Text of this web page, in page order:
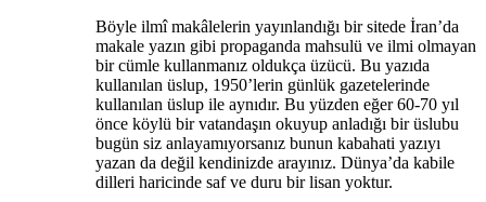
Böyle ilmî makâlelerin yayınlandığı bir sitede İran’da
makale yazın gibi propaganda mahsulü ve ilmi olmayan
bir cümle kullanmanız oldukça üzücü. Bu yazıda
kullanılan üslup, 1950’lerin günlük gazetelerinde
kullanılan üslup ile aynıdır. Bu yüzden eğer 60-70 yıl
önce köylü bir vatandaşın okuyup anladığı bir üslubu
bugün siz anlayamıyorsanız bunun kabahati yazıyı
yazan da değil kendinizde arayınız. Dünya’da kabile
dilleri haricinde saf ve duru bir lisan yoktur.